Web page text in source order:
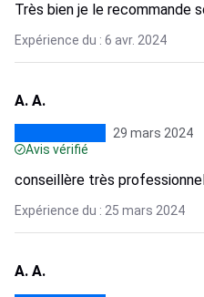
Très bien je le recommande
Expérience du : 6 avr. 2024
A. A.
29 mars 2024
Avis vérifié
conseillère très
Expérience du : 25 mars 2024
A. A.